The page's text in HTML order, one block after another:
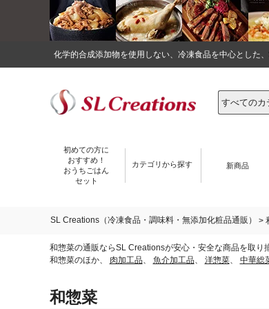
化学的合成添加物を使用しない、冷凍食品を中心とした
初めての方に
おすすめ！
おうちごはん
セット
カテゴリから探す 新商品
SL Creations（冷凍食品・調味料・無添加化粧品通販） >
和惣菜の通販ならSL Creationsが安心・安全な商品を取り
和惣菜のほか、
肉加工品、 魚介加工品、 洋惣菜、 中華総
和惣菜